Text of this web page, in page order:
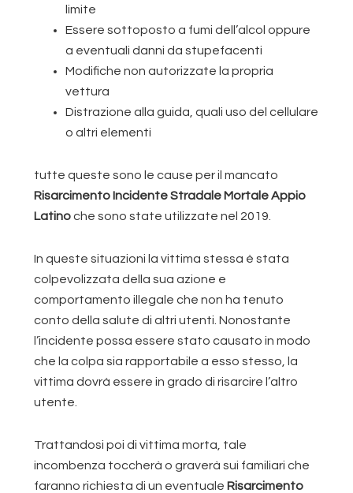
limite
Essere sottoposto a fumi dell’alcol oppure
a eventuali danni da stupefacenti
Modifiche non autorizzate la propria
vettura
Distrazione alla guida, quali uso del cellulare
o altri elementi
tutte queste sono le cause per il mancato
Risarcimento Incidente Stradale Mortale Appio
Latinoche sono state utilizzate nel 2019.
In queste situazioni la vittima stessa è stata
colpevolizzata della sua azione e
comportamento illegale che non ha tenuto
conto della salute di altri utenti. Nonostante
l’incidente possa essere stato causato in modo
che la colpa sia rapportabile a esso stesso, la
vittima dovrà essere in grado di risarcire l’altro
utente.
Trattandosi poi di vittima morta, tale
incombenza toccherà o graverà sui familiari che
faranno richiesta di un eventuale Risarcimento